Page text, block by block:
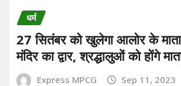
धर्म
27 सितंबर को खुलेगा आलोर के माता
मंदिर का द्वार, श्रद्धालुओं को होंगे
Express MPCG Sep 11, 2023